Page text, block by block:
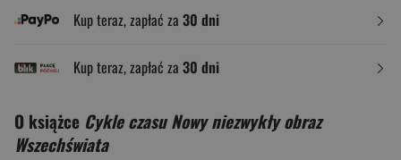
Kup teraz, zapłać za 30 dni
Kup teraz, zapłać za 30 dni
O książce Cykle czasu Nowy niezwykły obraz
Wszechświata